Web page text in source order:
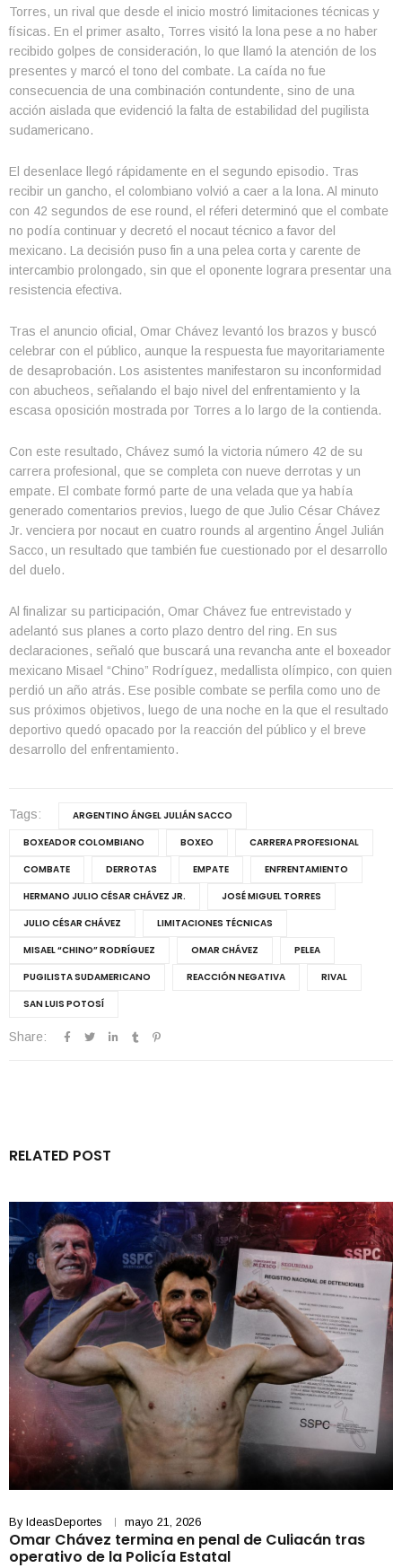
Torres, un rival que desde el inicio mostró limitaciones técnicas y
físicas. En el primer asalto, Torres visitó la lona pese a no haber
recibido golpes de consideración, lo que llamó la atención de los
presentes y marcó el tono del combate. La caída no fue
consecuencia de una combinación contundente, sino de una
acción aislada que evidenció la falta de estabilidad del pugilista
sudamericano.
El desenlace llegó rápidamente en el segundo episodio. Tras
recibir un gancho, el colombiano volvió a caer a la lona. Al minuto
con 42 segundos de ese round, el réferi determinó que el combate
no podía continuar y decretó el nocaut técnico a favor del
mexicano. La decisión puso fin a una pelea corta y carente de
intercambio prolongado, sin que el oponente lograra presentar una
resistencia efectiva.
Tras el anuncio oficial, Omar Chávez levantó los brazos y buscó
celebrar con el público, aunque la respuesta fue mayoritariamente
de desaprobación. Los asistentes manifestaron su inconformidad
con abucheos, señalando el bajo nivel del enfrentamiento y la
escasa oposición mostrada por Torres a lo largo de la contienda.
Con este resultado, Chávez sumó la victoria número 42 de su
carrera profesional, que se completa con nueve derrotas y un
empate. El combate formó parte de una velada que ya había
generado comentarios previos, luego de que Julio César Chávez
Jr. venciera por nocaut en cuatro rounds al argentino Ángel Julián
Sacco, un resultado que también fue cuestionado por el desarrollo
del duelo.
Al finalizar su participación, Omar Chávez fue entrevistado y
adelantó sus planes a corto plazo dentro del ring. En sus
declaraciones, señaló que buscará una revancha ante el boxeador
mexicano Misael “Chino” Rodríguez, medallista olímpico, con quien
perdió un año atrás. Ese posible combate se perfila como uno de
sus próximos objetivos, luego de una noche en la que el resultado
deportivo quedó opacado por la reacción del público y el breve
desarrollo del enfrentamiento.
Tags:
ARGENTINO ÁNGEL JULIÁN SACCO
BOXEADOR COLOMBIANO
BOXEO
CARRERA PROFESIONAL
COMBATE
DERROTAS EMPATE
ENFRENTAMIENTO
HERMANO JULIO CÉSAR CHÁVEZ JR.
JOSÉ MIGUEL TORRES
JULIO CÉSAR CHÁVEZ
LIMITACIONES TÉCNICAS
MISAEL “CHINO” RODRÍGUEZ
OMAR CHÁVEZ
PELEA
PUGILISTA SUDAMERICANO
REACCIÓN NEGATIVA
RIVAL
SAN LUIS POTOSÍ
Share:
RELATED POST
By IdeasDeportes mayo 21, 2026
Omar Chávez termina en penal de Culiacán tras
operativo de la Policía Estatal